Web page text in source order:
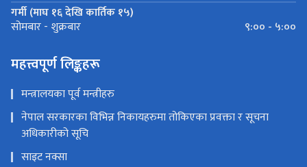
गर्मी (माघ १६ देखि कार्तिक १५)
सोमबार - शुक्रबार ९:०० - ५:००
महत्त्वपूर्ण लिङ्कहरू
मन्त्रालयका पूर्व मन्त्रीहरु
नेपाल सरकारका विभिन्न निकायहरुमा तोकिएका प्रवक्ता र सूचना
अधिकारीको सूचि
साइट नक्सा